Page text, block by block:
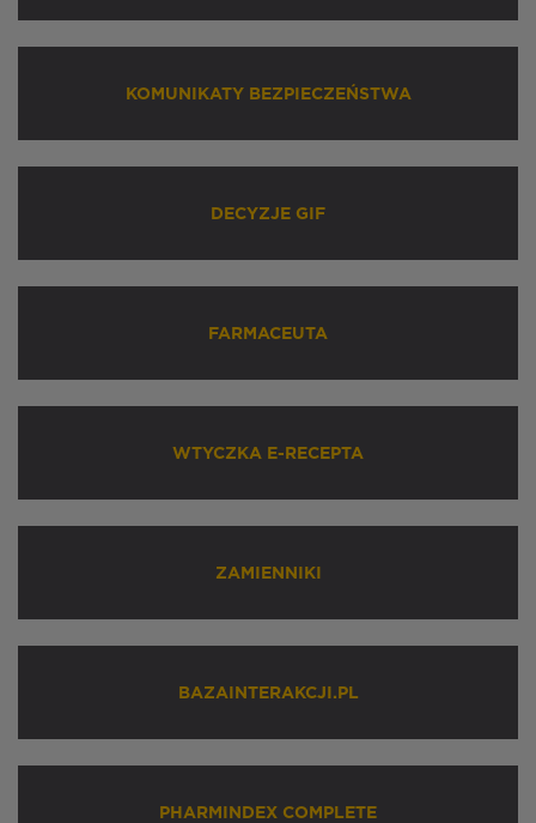
KOMUNIKATY BEZPIECZEŃSTWA
DECYZJE GIF
FARMACEUTA
WTYCZKA E-RECEPTA
ZAMIENNIKI
BAZAINTERAKCJI.PL
PHARMINDEX COMPLETE